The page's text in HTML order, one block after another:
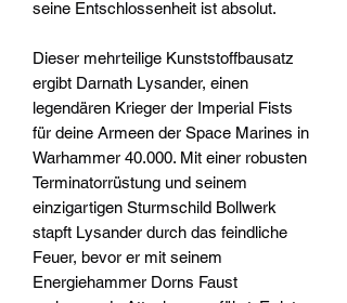
seine Entschlossenheit ist absolut.
Dieser mehrteilige Kunststoffbausatz
ergibt Darnath Lysander, einen
legendären Krieger der Imperial Fists
für deine Armeen der Space Marines in
Warhammer 40.000. Mit einer robusten
Terminatorrüstung und seinem
einzigartigen Sturmschild Bollwerk
stapft Lysander durch das feindliche
Feuer, bevor er mit seinem
Energiehammer Dorns Faust